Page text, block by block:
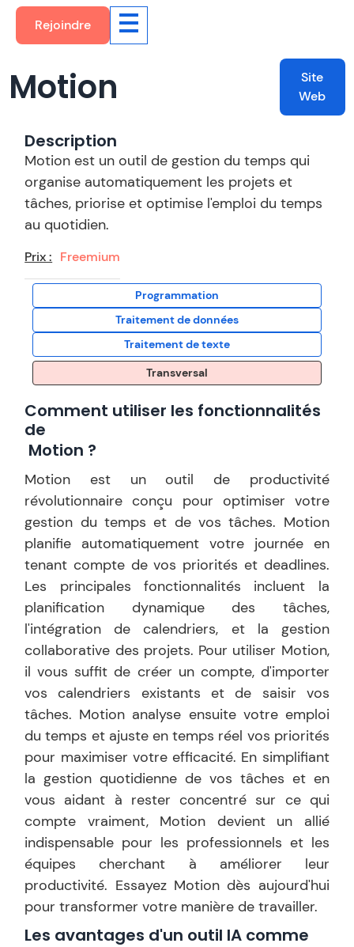
Rejoindre
Motion
Site
Web
Description
Motion est un outil de gestion du temps qui
organise automatiquement les projets et
tâches, priorise et optimise l'emploi du temps
au quotidien.
Prix : Freemium
Programmation
Traitement de données
Traitement de texte
Transversal
Comment utiliser les fonctionnalités
de
Motion ?
Motion est un outil de productivité
révolutionnaire conçu pour optimiser votre
gestion du temps et de vos tâches. Motion
planifie automatiquement votre journée en
tenant compte de vos priorités et deadlines.
Les principales fonctionnalités incluent la
planification dynamique des tâches,
l'intégration de calendriers, et la gestion
collaborative des projets. Pour utiliser Motion,
il vous suffit de créer un compte, d'importer
vos calendriers existants et de saisir vos
tâches. Motion analyse ensuite votre emploi
du temps et ajuste en temps réel vos priorités
pour maximiser votre efficacité. En simplifiant
la gestion quotidienne de vos tâches et en
vous aidant à rester concentré sur ce qui
compte vraiment, Motion devient un allié
indispensable pour les professionnels et les
équipes cherchant à améliorer leur
productivité. Essayez Motion dès aujourd'hui
pour transformer votre manière de travailler.
Les avantages d'un outil IA comme